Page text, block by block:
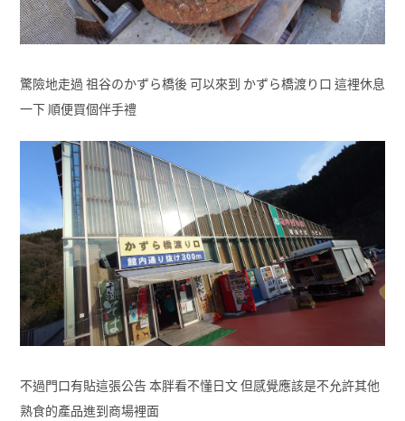
驚險地走過 祖谷のかずら橋後 可以來到 かずら橋渡り口 這裡休息
一下 順便買個伴手禮
不過門口有貼這張公告 本胖看不懂日文 但感覺應該是不允許其他
熟食的產品進到商場裡面